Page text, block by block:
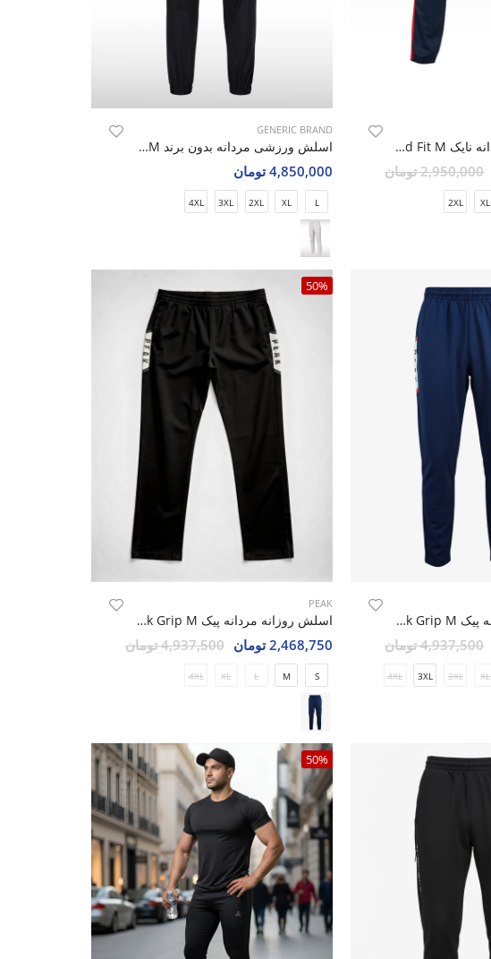
اسلش ورزشی مردانه نایک Nike Slim Tapered Fit M
2,950,000 تومان
XL
2XL
GENERIC BRAND
اسلش ورزشی مردانه بدون برند Urban Spirit M
4,850,000 تومان
L
XL
2XL
3XL
4XL
اسلش روزانه مردانه پیک Peak Grip M
4,937,500 تومان
XL
2XL
3XL
4XL
50%
PEAK
اسلش روزانه مردانه پیک Peak Grip M
2,468,750 تومان 4,937,500 تومان
S
M
L
XL
4XL
50%